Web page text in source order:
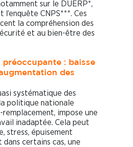
sur le DUERP*,
l’enquête CNPS***. Ces
la compréhension des
et au bien-être des
préoccupante : baisse
des
systématique des
politique nationale
remplacement, impose une
inadaptée. Cela peut
stress, épuisement
certains cas, une